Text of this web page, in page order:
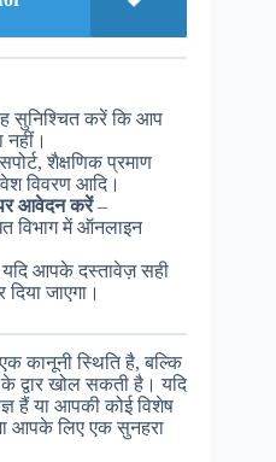
सुनिश्चित करें कि आप
नहीं।
शैक्षणिक प्रमाण
विवरण आदि।
आवेदन करें–
विभाग में ऑनलाइन
आपके दस्तावेज़ सही
दिया जाएगा।
कानूनी स्थिति है, बल्कि
द्वार खोल सकती है। यदि
हैं या आपकी कोई विशेष
आपके लिए एक सुनहरा